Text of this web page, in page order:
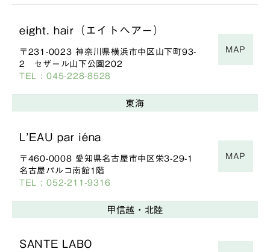
eight. hair（エイトヘアー）
〒231-0023 神奈川県横浜市中区山下町93-
2 セザール山下公園202
TEL : 045-228-8528
MAP
東海
L’EAU par iéna
〒460-0008 愛知県名古屋市中区栄3-29-1
名古屋パルコ南館1階
TEL : 052-211-9316
MAP
甲信越・北陸
SANTE LABO